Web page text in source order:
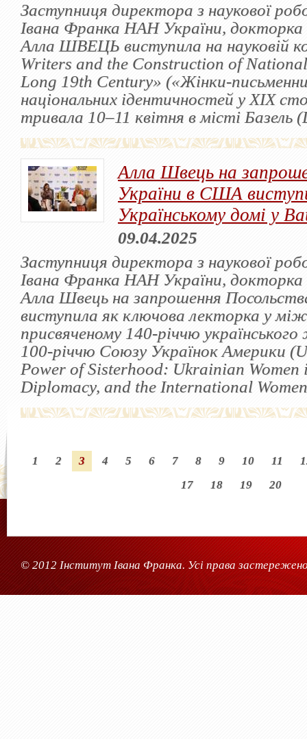
Заступниця директора з наукової
Івана Франка НАН України, докторка
Алла ШВЕЦЬ виступила на науковій
Writers and the Construction of
Long 19th Century» («Жінки-
національних ідентичностей у ХІХ
тривала 10–11 квітня в місті Базель
Алла Швець на
України в США
Українському домі у
09.04.2025
Заступниця директора з наукової
Івана Франка НАН України, докторка
Алла Швець на запрошення
виступила як ключова лекторка у
присвяченому 140-річчю
100-річчю Союзу Українок Америки
Power of Sisterhood: Ukrainian
Diplomacy, and the International
1 2 3 4 5 6 7 8 9 10 11
17
18 19 20
© 2012 Інститут Івана Франка. Усі права